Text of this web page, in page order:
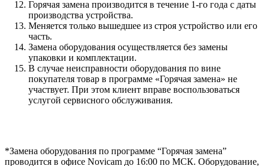
Горячая замена производится в течение 1-го года с даты
производства устройства.
Меняется только вышедшее из строя устройство или его
часть.
Замена оборудования осуществляется без замены
упаковки и комплектации.
В случае неисправности оборудования по вине
покупателя товар в программе «Горячая замена» не
участвует. При этом клиент вправе воспользоваться
услугой сервисного обслуживания.
*Замена оборудования по программе “Горячая замена”
проводится в офисе Novicam до 16:00 по МСК. Оборудование,